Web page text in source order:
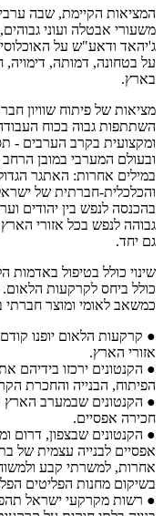
המציאות הקיימת, שבה
משעורי אבטלה ועוני
ג'יהאד ודאע"ש על
על בטחונה, דמותה,
בארץ.
מציאות של פיתוח שוויון
השתתפות גבוה בכוח
ומקצועית בקרב הערבים -
ובעולם המערבי במובן
במילים אחרות: האתגר
והכלכלית-חברתית של
בהכנסה לנפש בין יהודים
גבוהה לנפש בכל אזורי הארץ
גם יחד.
שינוי כולל בטיפול באדמות
כולל ביחס לקרקעות הלאום.
כמשאב לאומי ומוצר חברתי
● קרקעות הלאום יופנו קודם
אזורי הארץ.
● הקנטונים ירכזו בידיהם
הפיתוח, הבנייה והחכרת
● הקנטונים שבמערב הארץ
חכירה אפסיים.
● הקנטונים שבצפון, דרום
אפסיים לבנייה עצמית של
אחרות, למשרתי קבע
בשיקום מחנות הפליטים
● רשות מקרקעי ישראל